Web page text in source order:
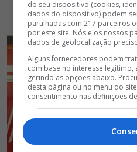
do seu dispositivo (cookies,
dados do dispositivo) podem
partilhadas com 217 parceiros
por este site. Nós e os nossos
dados de geolocalização
Alguns fornecedores podem
com base no interesse
gerindo as opções abaixo.
desta página ou no menu do
consentimento nas definições